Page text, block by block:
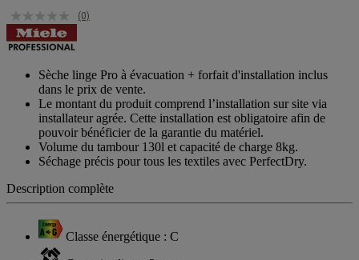
Sèche linge Pro à évacuation + forfait d'installation inclus
dans le prix de vente.
Le montant du produit comprend l’installation sur site via
installateur agrée. Cette installation est obligatoire afin de
pouvoir bénéficier de la garantie du matériel.
Volume du tambour 130l et capacité de charge 8kg.
Description complète